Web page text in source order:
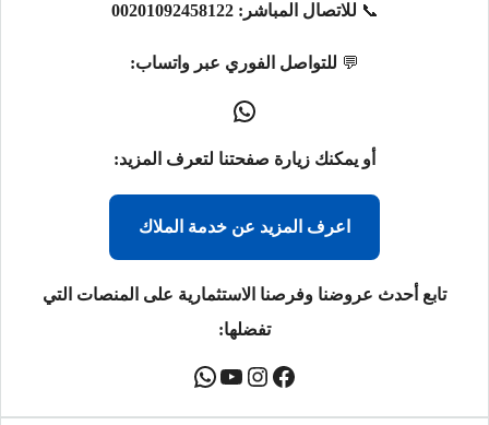
📞 للاتصال المباشر: 00201092458122
💬 للتواصل الفوري عبر واتساب:
أو يمكنك زيارة صفحتنا لتعرف المزيد:
اعرف المزيد عن خدمة الملاك
تابع أحدث عروضنا وفرصنا الاستثمارية على المنصات التي
تفضلها: